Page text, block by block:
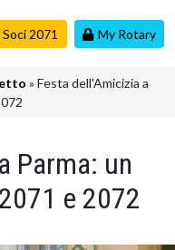
2071 My Rotary
Festa dell'Amicizia a
Parma: un
e 2072